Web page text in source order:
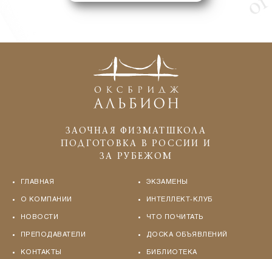
ЗАОЧНАЯ ФИЗМАТШКОЛА
ПОДГОТОВКА В РОССИИ И
ЗА РУБЕЖОМ
ГЛАВНАЯ
О КОМПАНИИ
НОВОСТИ
ПРЕПОДАВАТЕЛИ
КОНТАКТЫ
ЭКЗАМЕНЫ
ИНТЕЛЛЕКТ-КЛУБ
ЧТО ПОЧИТАТЬ
ДОСКА ОБЪЯВЛЕНИЙ
БИБЛИОТЕКА